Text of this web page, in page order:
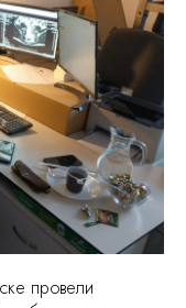
провели